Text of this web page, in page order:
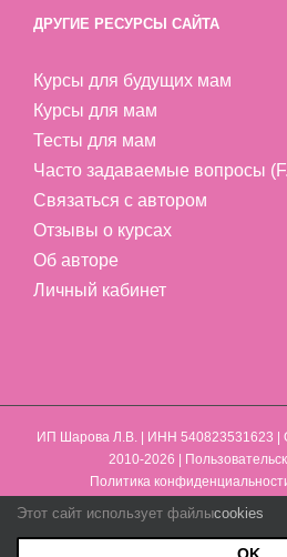
ДРУГИЕ РЕСУРСЫ САЙТА
Курсы для будущих мам
Курсы для мам
Тесты для мам
Часто задаваемые вопросы
Связаться с автором
Отзывы о курсах
Об авторе
Личный кабинет
ИП Шарова Л.В. | ИНН 540823531623
2010-2026 |
Политика
Max Vk YouTube
Этот сайт использует файлыcookies